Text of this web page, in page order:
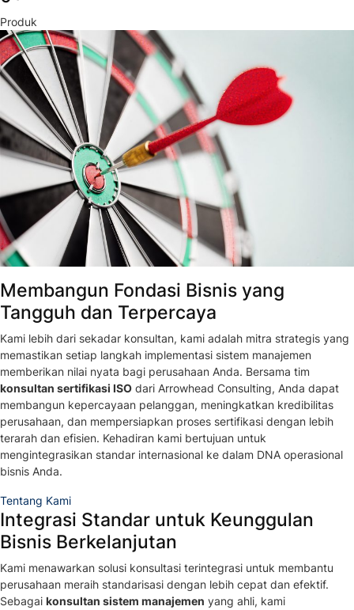
Produk
Membangun Fondasi Bisnis yang
Tangguh dan Terpercaya
Kami lebih dari sekadar konsultan, kami adalah mitra strategis yang
memastikan setiap langkah implementasi sistem manajemen
memberikan nilai nyata bagi perusahaan Anda. Bersama tim
konsultan sertifikasi ISO dari Arrowhead Consulting, Anda dapat
membangun kepercayaan pelanggan, meningkatkan kredibilitas
perusahaan, dan mempersiapkan proses sertifikasi dengan lebih
terarah dan efisien. Kehadiran kami bertujuan untuk
mengintegrasikan standar internasional ke dalam DNA operasional
bisnis Anda.
Tentang Kami
Integrasi Standar untuk Keunggulan
Bisnis Berkelanjutan
Kami menawarkan solusi konsultasi terintegrasi untuk membantu
perusahaan meraih standarisasi dengan lebih cepat dan efektif.
Sebagai konsultan sistem manajemen yang ahli, kami